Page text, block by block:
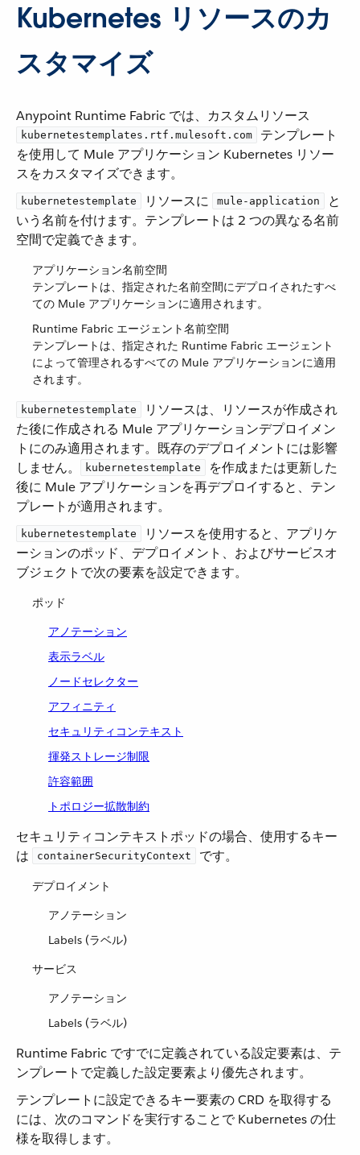
Kubernetes リソースのカ
スタマイズ
Anypoint Runtime Fabric では、カスタムリソース ​
kubernetestemplates.rtf.mulesoft.com
​ テンプレート
を使用して Mule アプリケーション Kubernetes リソー
スをカスタマイズできます。
kubernetestemplate ​ リソースに ​ mule-application
​ と
いう名前を付けます。テンプレートは 2 つの異なる名前
空間で定義できます。
アプリケーション名前空間
テンプレートは、指定された名前空間にデプロイされたすべ
ての Mule アプリケーションに適用されます。
Runtime Fabric エージェント名前空間
テンプレートは、指定された Runtime Fabric エージェント
によって管理されるすべての Mule アプリケーションに適用
されます。
kubernetestemplate
​ リソースは、リソースが作成され
た後に作成される Mule アプリケーションデプロイメン
トにのみ適用されます。既存のデプロイメントには影響
しません。​
kubernetestemplate
​ を作成または更新した
後に Mule アプリケーションを再デプロイすると、テン
プレートが適用されます。
kubernetestemplate
​ リソースを使用すると、アプリケ
ーションのポッド、デプロイメント、およびサービスオ
ブジェクトで次の要素を設定できます。
ポッド
アノテーション
表示ラベル
ノードセレクター
アフィニティ
セキュリティコンテキスト
揮発ストレージ制限
許容範囲
トポロジー拡散制約
セキュリティコンテキストポッドの場合、使用するキー
は ​
containerSecurityContext ​ です。
デプロイメント
アノテーション
Labels (ラベル)
サービス
アノテーション
Labels (ラベル)
Runtime Fabric ですでに定義されている設定要素は、テ
ンプレートで定義した設定要素より優先されます。
テンプレートに設定できるキー要素の CRD を取得する
には、次のコマンドを実行することで Kubernetes の仕
様を取得します。